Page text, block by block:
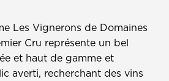
Les Vignerons de Domaines
Cru représente un bel
et haut de gamme et
averti, recherchant des vins